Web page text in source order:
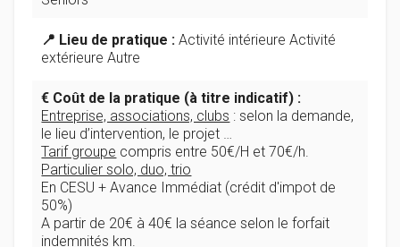
📍 Lieu de pratique : Activité intérieure Activité
extérieure Autre
€ Coût de la pratique (à titre indicatif) :
Entreprise, associations, clubs : selon la demande,
le lieu d’intervention, le projet …
Tarif groupe compris entre 50€/H et 70€/h.
Particulier solo, duo, trio
En CESU + Avance Immédiat (crédit d'impot de
50%)
A partir de 20€ à 40€ la séance selon le forfait
indemnités km.